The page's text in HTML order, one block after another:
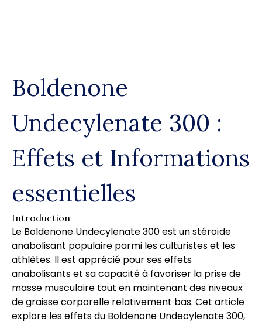
Boldenone
Undecylenate 300 :
Effets et Informations
essentielles
Introduction
Le Boldenone Undecylenate 300 est un stéroïde
anabolisant populaire parmi les culturistes et les
athlètes. Il est apprécié pour ses effets
anabolisants et sa capacité à favoriser la prise de
masse musculaire tout en maintenant des niveaux
de graisse corporelle relativement bas. Cet article
explore les effets du Boldenone Undecylenate 300,